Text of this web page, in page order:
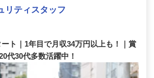
リティスタッフ
ト｜1年目で月収34万円以上も！｜賞
代30代多数活躍中！